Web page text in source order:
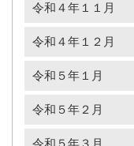
令和４年１１月
令和４年１２月
令和５年１月
令和５年２月
令和５年３月